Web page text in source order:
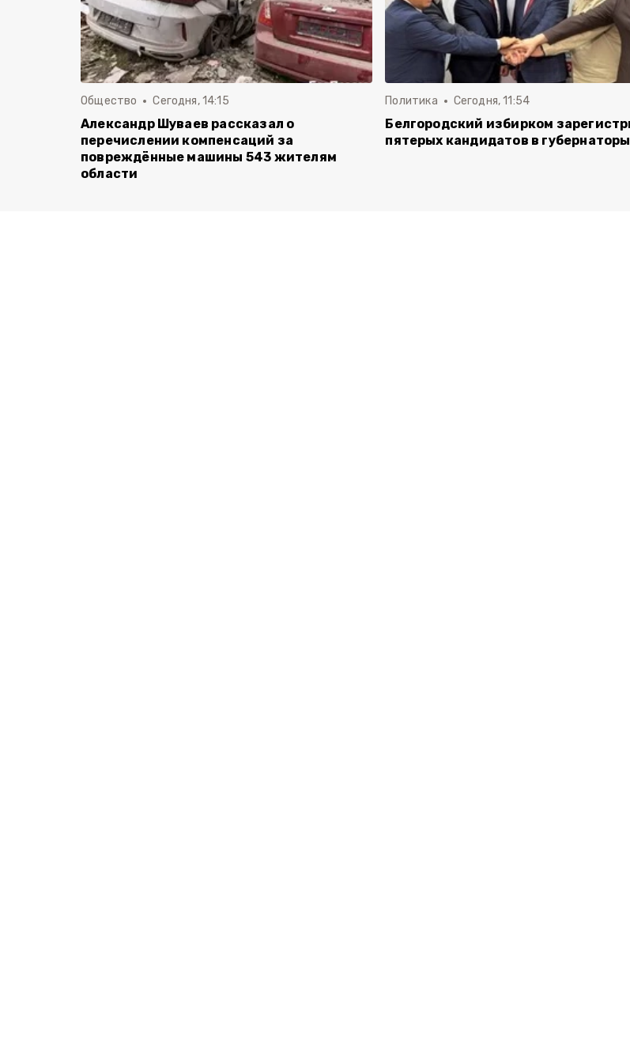
Общество Сегодня, 14:15
Александр Шуваев рассказал о
перечислении компенсаций за
повреждённые машины 543 жителям
области
Политика Сегодня, 11:54
Белгородский избирком
пятерых кандидатов в губернаторы